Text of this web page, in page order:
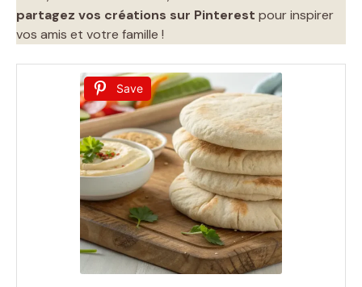
partagez vos créations sur Pinterest pour inspirer
vos amis et votre famille !
Save